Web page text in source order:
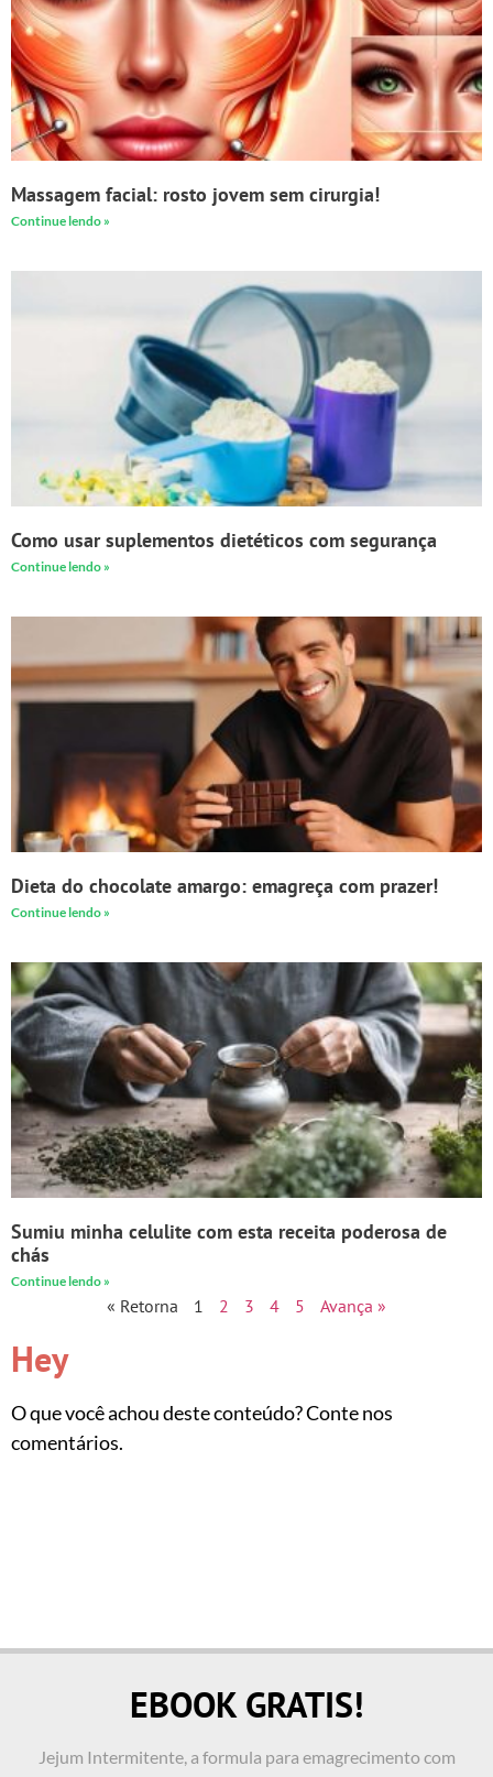
Massagem facial: rosto jovem sem cirurgia!
Continue lendo »
Como usar suplementos dietéticos com segurança
Continue lendo »
Dieta do chocolate amargo: emagreça com prazer!
Continue lendo »
Sumiu minha celulite com esta receita poderosa de
chás
Continue lendo »
« Retorna 1 2 3 4 5 Avança »
Hey
O que você achou deste conteúdo? Conte nos
comentários.
EBOOK GRATIS!
Jejum Intermitente, a formula para emagrecimento com